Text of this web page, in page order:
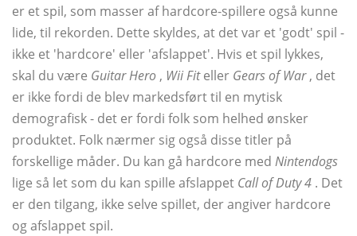
er et spil, som masser af hardcore-spillere også kunne
lide, til rekorden. Dette skyldes, at det var et 'godt' spil -
ikke et 'hardcore' eller 'afslappet'. Hvis et spil lykkes,
skal du være Guitar Hero , Wii Fiteller Gears of War, det
er ikke fordi de blev markedsført til en mytisk
demografisk - det er fordi folk som helhed ønsker
produktet. Folk nærmer sig også disse titler på
forskellige måder. Du kan gå hardcore med Nintendogs
lige så let som du kan spille afslappet Call of Duty 4 . Det
er den tilgang, ikke selve spillet, der angiver hardcore
og afslappet spil.